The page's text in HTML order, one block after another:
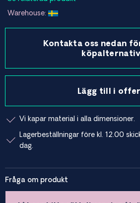
Warehouse:
Kontakta oss nedan
köpalternativ
Lägg till i
Vi kapar material i alla dimensioner.
Lagerbeställningar före kl. 12.00
dag.
Fråga om produkt